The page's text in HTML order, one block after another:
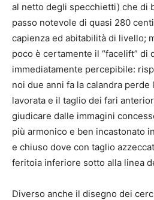
al netto degli specchietti) che di
passo notevole di quasi 280
capienza ed abitabilità di livello;
poco è certamente il “facelift” di
immediatamente percepibile:
noi due anni fa la calandra
lavorata e il taglio dei fari
giudicare dalle immagini
più armonico e ben incastonato
e chiuso dove con taglio
feritoia inferiore sotto alla linea
Diverso anche il disegno dei